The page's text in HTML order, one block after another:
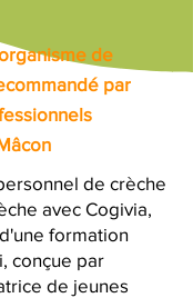
de
par
de crèche
avec Cogivia,
formation
conçue par
de jeunes